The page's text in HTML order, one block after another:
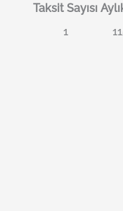
Taksit Sayısı
1